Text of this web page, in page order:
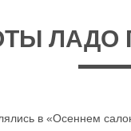
ЛАДО
в «Осеннем